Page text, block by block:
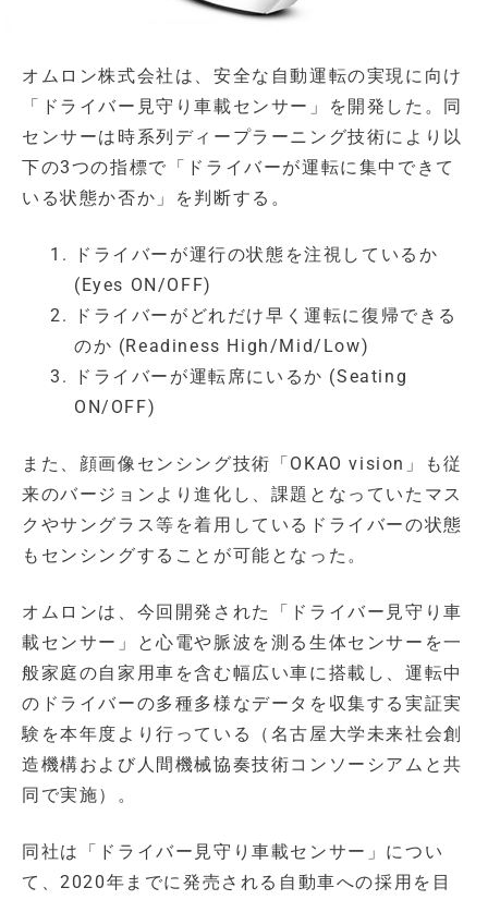
オムロン株式会社は、安全な自動運転の実現に向け
「ドライバー見守り車載センサー」を開発した。同
センサーは時系列ディープラーニング技術により以
下の3つの指標で「ドライバーが運転に集中できて
いる状態か否か」を判断する。
ドライバーが運行の状態を注視しているか
(Eyes ON/OFF)
ドライバーがどれだけ早く運転に復帰できる
のか (Readiness High/Mid/Low)
ドライバーが運転席にいるか (Seating
ON/OFF)
また、顔画像センシング技術「OKAO vision」も従
来のバージョンより進化し、課題となっていたマス
クやサングラス等を着用しているドライバーの状態
もセンシングすることが可能となった。
オムロンは、今回開発された「ドライバー見守り車
載センサー」と心電や脈波を測る生体センサーを一
般家庭の自家用車を含む幅広い車に搭載し、運転中
のドライバーの多種多様なデータを収集する実証実
験を本年度より行っている（名古屋大学未来社会創
造機構および人間機械協奏技術コンソーシアムと共
同で実施）。
同社は「ドライバー見守り車載センサー」につい
て、2020年までに発売される自動車への採用を目